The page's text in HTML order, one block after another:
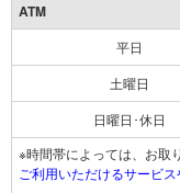
ATM
平日
土曜日
日曜日･休日
※時間帯によっては、お取
ご利用いただけるサービ